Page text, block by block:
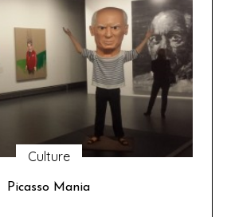
Culture
Picasso Mania